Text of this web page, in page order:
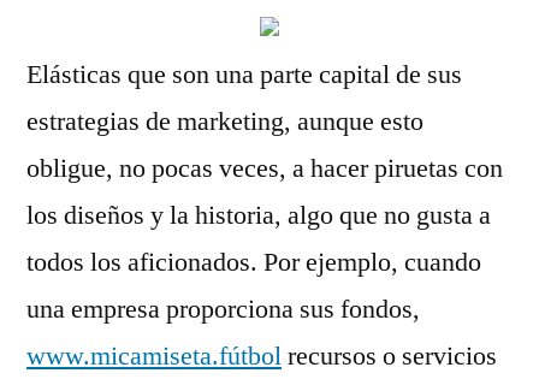
Elásticas que son una parte capital de sus
estrategias de marketing, aunque esto
obligue, no pocas veces, a hacer piruetas con
los diseños y la historia, algo que no gusta a
todos los aficionados. Por ejemplo, cuando
una empresa proporciona sus fondos,
www.micamiseta.fútbolrecursos o servicios